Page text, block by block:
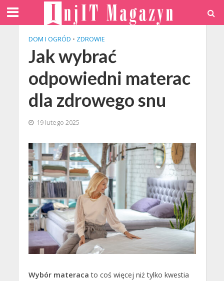
DOM I OGRÓD • ZDROWIE
Jak wybrać
odpowiedni materac
dla zdrowego snu
19 lutego 2025
Wybór materaca to coś więcej niż tylko kwestia